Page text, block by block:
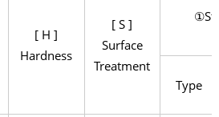
[ H ]
Hardness
[ S ]
Surface
Treatment
Type